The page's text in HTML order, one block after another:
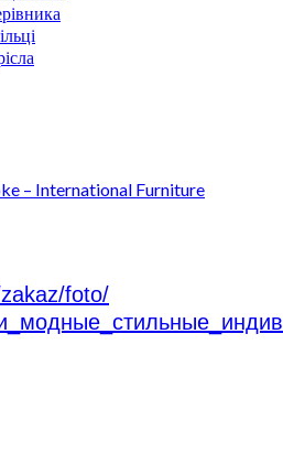
– International Furniture
foto/